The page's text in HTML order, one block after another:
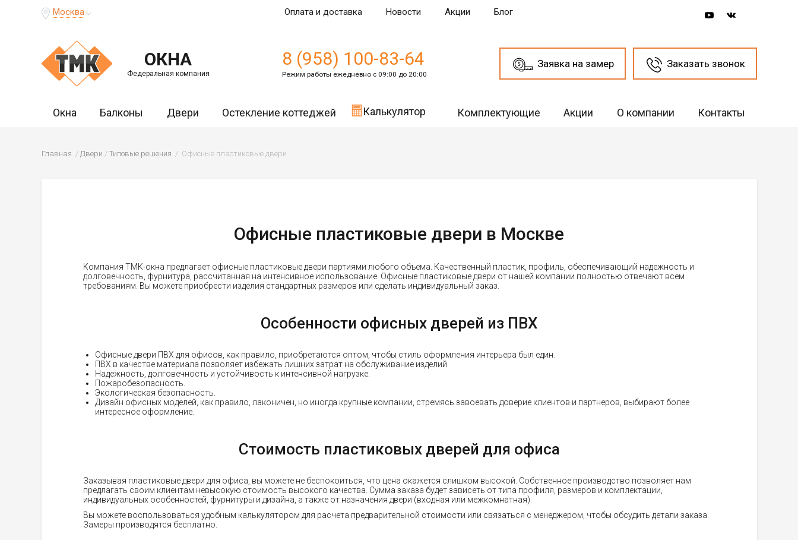
Москва Оплата и доставка Новости Акции Блог
ОКНА
Федеральная компания
8 (958) 100-83-64
Режим работы ежедневно с 09:00 до 20:00
Заявка на замер Заказать звонок
Окна Балконы Двери Остекление коттеджей Калькулятор Комплектующие Акции О компании Контакты
Главная Двери Типовые решения Офисные пластиковые двери
Офисные пластиковые двери в Москве
Компания ТМК-окна предлагает офисные пластиковые двери партиями любого объема. Качественный пластик, профиль, обеспечивающий надежность и
долговечность, фурнитура, рассчитанная на интенсивное использование. Офисные пластиковые двери от нашей компании полностью отвечают всем
требованиям. Вы можете приобрести изделия стандартных размеров или сделать индивидуальный заказ.
Особенности офисных дверей из ПВХ
Офисные двери ПВХ для офисов, как правило, приобретаются оптом, чтобы стиль оформления интерьера был един.
ПВХ в качестве материала позволяет избежать лишних затрат на обслуживание изделий.
Надежность, долговечность и устойчивость к интенсивной нагрузке.
Пожаробезопасность.
Экологическая безопасность.
Дизайн офисных моделей, как правило, лаконичен, но иногда крупные компании, стремясь завоевать доверие клиентов и партнеров, выбирают более
интересное оформление.
Стоимость пластиковых дверей для офиса
Заказывая пластиковые двери для офиса, вы можете не беспокоиться, что цена окажется слишком высокой. Собственное производство позволяет нам
предлагать своим клиентам невысокую стоимость высокого качества. Сумма заказа будет зависеть от типа профиля, размеров и комплектации,
индивидуальных особенностей, фурнитуры и дизайна, а также от назначения двери (входная или межкомнатная).
Вы можете воспользоваться удобным калькулятором для расчета предварительной стоимости или связаться с менеджером, чтобы обсудить детали заказа.
Замеры производятся бесплатно.